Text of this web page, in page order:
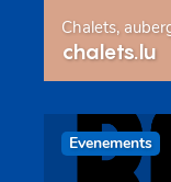
Chalets,
chalets.lu
Evenements